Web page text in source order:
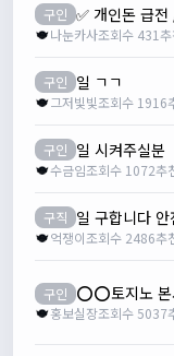
구인 ✅ 개인돈 급
나눈카사조회수 431
구인 일 ㄱㄱ
그저빛빛조회수 1916
구인 일 시켜주실분
수금임조회수 1072추
구직 일 구합니다
억쟁이조회수 2486추
구인
홍보실장조회수 5037